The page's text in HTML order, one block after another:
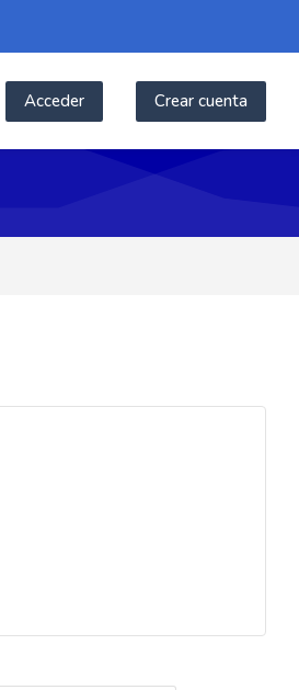
Acceder Crear cuenta